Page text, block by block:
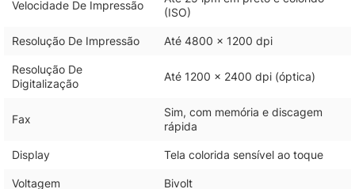
Velocidade De Impressão
(ISO)
Resolução De Impressão Até 4800 x 1200 dpi
Resolução De
Digitalização
Até 1200 x 2400 dpi (óptica)
Fax
Sim, com memória e discagem
rápida
Display Tela colorida sensível ao toque
Voltagem Bivolt